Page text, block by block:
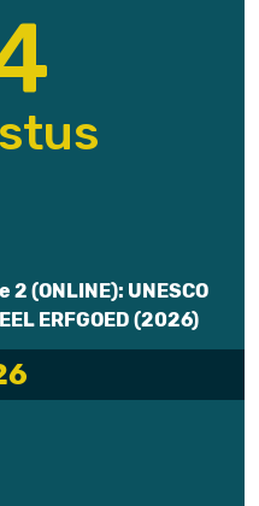
2 (ONLINE): UNESCO
ERFGOED (2026)